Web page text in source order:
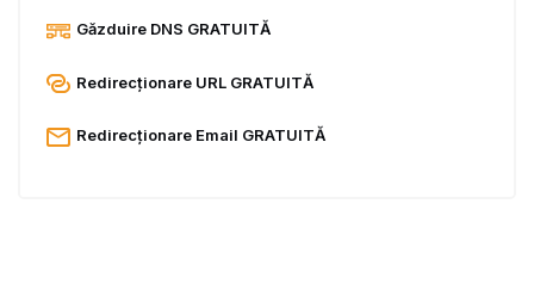
Găzduire DNS GRATUITĂ
Redirecționare URL GRATUITĂ
Redirecționare Email GRATUITĂ